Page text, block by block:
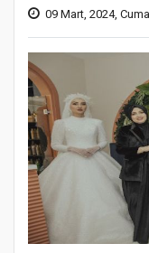
09 Mart, 2024,